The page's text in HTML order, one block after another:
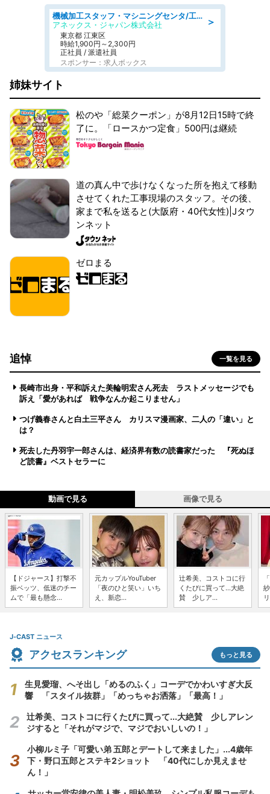
＞
機械加工スタッフ・マシニングセンタ/工業系卒歓迎/未経験OK/男女活躍/転勤なし/交通費支給
アネックス・ジャパン株式会社
東京都 江東区
時給1,900円～2,300円
正社員 / 派遣社員
スポンサー：求人ボックス
姉妹サイト
松のや「総菜クーポン」が8月12日15時で終
了に。「ロースかつ定食」500円は継続
道の真ん中で歩けなくなった所を抱えて移動
させてくれた工事現場のスタッフ。その後、
家まで私を送ると(大阪府・40代女性)|Jタウ
ンネット
ゼロまる
追悼 一覧を見る
長崎市出身・平和訴えた美輪明宏さん死去 ラストメッセージでも
訴え「愛があれば 戦争なんか起こりません」
つげ義春さんと白土三平さん カリスマ漫画家、二人の「違い」と
は？
死去した丹羽宇一郎さんは、経済界有数の読書家だった 『死ぬほ
ど読書』ベストセラーに
動画で見る 画像で見る
【ドジャース】打撃不
振ベッツ、低迷のチー
ムで「最も懸念...
元カップルYouTuber
「夜のひと笑い」いち
え、新恋...
辻希美、コストコに行
くたびに買って...大絶
賛 少しア...
J-CAST ニュース
アクセスランキング もっと見る
生見愛瑠、へそ出し「めるのふく」コーデでかわいすぎ大反
響 「スタイル抜群」「めっちゃお洒落」「最高！」
辻希美、コストコに行くたびに買って...大絶賛 少しアレン
ジすると「それがマジで、マジでおいしいの！」
小柳ルミ子「可愛い弟 五郎とデートして来ました」...4歳年
下・野口五郎とステキ2ショット 「40代にしか見えませ
ん！」